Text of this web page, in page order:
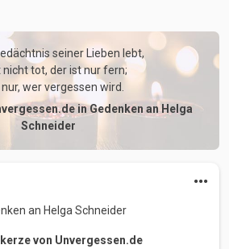
seiner Lieben lebt,
nicht tot, der ist nur fern;
wer vergessen wird.
in Gedenken an Helga
Schneider
an Helga Schneider
von Unvergessen.de